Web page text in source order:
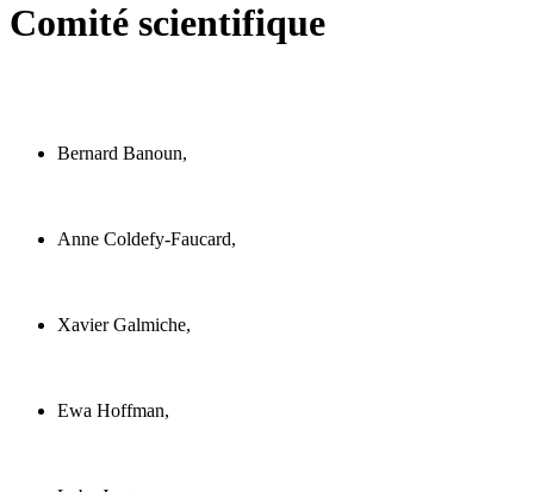
Comité scientifique
Bernard Banoun,
Anne Coldefy-Faucard,
Xavier Galmiche,
Ewa Hoffman,